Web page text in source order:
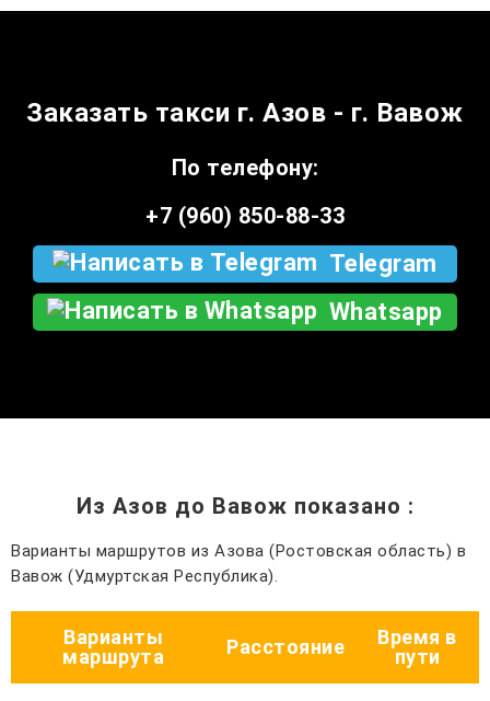
Заказать такси г. Азов - г. Вавож
По телефону:
+7 (960) 850-88-33
Telegram
Whatsapp
Из Азов до Вавож показано :
Варианты маршрутов из Азова (Ростовская область) в
Вавож (Удмуртская Республика).
Варианты
маршрута
Расстояние
Время в
пути